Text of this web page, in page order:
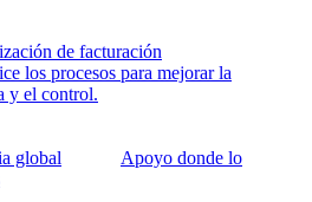
de facturación
los procesos para mejorar la
y el control.
global
Apoyo donde lo